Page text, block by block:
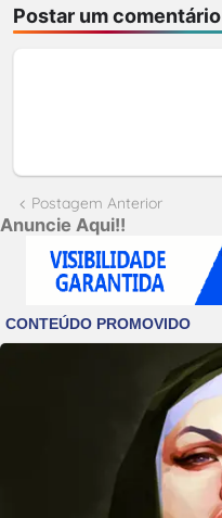
Postar um comentário
Postagem Anterior
Anuncie Aqui!!